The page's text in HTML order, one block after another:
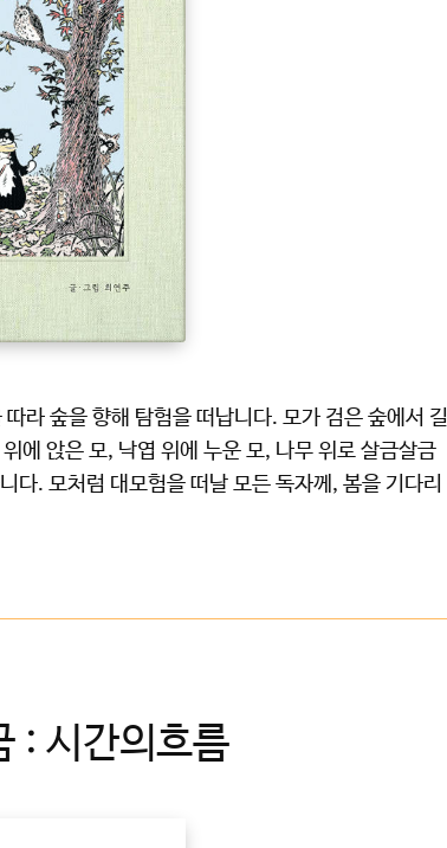
라 숲을 향해 탐험을 떠납니다. 모가 검은 숲에서 길
에 앉은 모, 낙엽 위에 누운 모, 나무 위로 살금살금
다. 모처럼 대모험을 떠날 모든 독자께, 봄을 기다리
: 시간의흐름